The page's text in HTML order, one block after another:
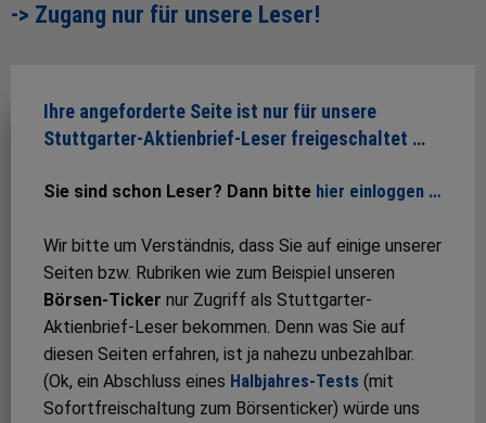
-> Zugang nur für unsere Leser!
Ihre angeforderte Seite ist nur für unsere
Stuttgarter-Aktienbrief-Leser freigeschaltet …
Sie sind schon Leser? Dann bitte hier einloggen …
Wir bitte um Verständnis, dass Sie auf einige unserer
Seiten bzw. Rubriken wie zum Beispiel unseren
Börsen-Ticker nur Zugriff als Stuttgarter-
Aktienbrief-Leser bekommen. Denn was Sie auf
diesen Seiten erfahren, ist ja nahezu unbezahlbar.
(Ok, ein Abschluss eines Halbjahres-Tests (mit
Sofortfreischaltung zum Börsenticker) würde uns